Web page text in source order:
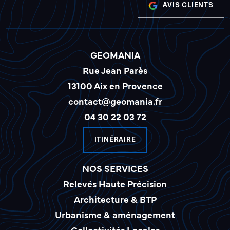
AVIS CLIENTS
GEOMANIA
Rue Jean Parès
13100 Aix en Provence
contact@geomania.fr
04 30 22 03 72
ITINÉRAIRE
NOS SERVICES
Relevés Haute Précision
Architecture & BTP
Urbanisme & aménagement